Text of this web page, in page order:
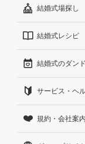
結婚式場探し
エリアから探す
こだわりから
雰囲気から探
見積りから探す
結婚式レシピ
結婚式準備レ
結婚式当日の
結婚式のダン
結婚準備ガイ
Wedding Park
サービス・ヘ
サイトコンセプ
規約・会社案内